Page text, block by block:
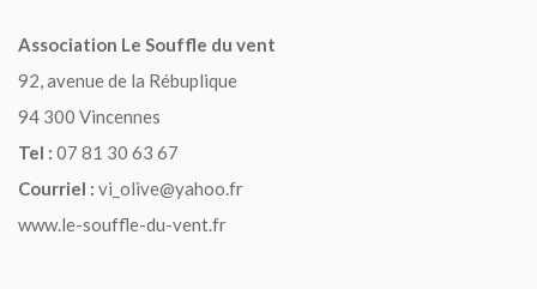
Association Le Souffle du vent
92, avenue de la Rébuplique
94 300 Vincennes
Tel : 07 81 30 63 67
Courriel : vi_olive@yahoo.fr
www.le-souffle-du-vent.fr